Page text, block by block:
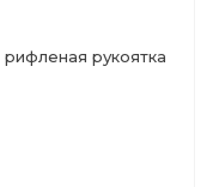
рукоятка